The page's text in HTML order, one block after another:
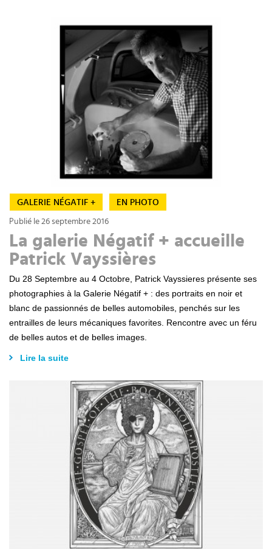
GALERIE NÉGATIF + EN PHOTO
Publié le 26 septembre 2016
La galerie Négatif + accueille
Patrick Vayssières
Du 28 Septembre au 4 Octobre, Patrick Vayssieres présente ses
photographies à la Galerie Négatif + : des portraits en noir et
blanc de passionnés de belles automobiles, penchés sur les
entrailles de leurs mécaniques favorites. Rencontre avec un féru
de belles autos et de belles images.
Lire la suite